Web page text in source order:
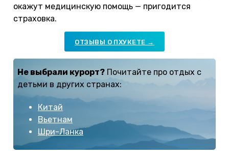
окажут медицинскую помощь — пригодится
страховка.
ОТЗЫВЫ О ПХУКЕТЕ →
Не выбрали курорт? Почитайте про отдых с
детьми в других странах:
Китай
Вьетнам
Шри-Ланка